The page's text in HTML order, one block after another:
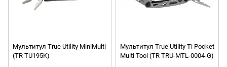
Мультитул True Utility MiniMulti
(TR TU195K)
Мультитул True Utility Ti Pocket
Multi Tool (TR TRU-MTL-0004-G)